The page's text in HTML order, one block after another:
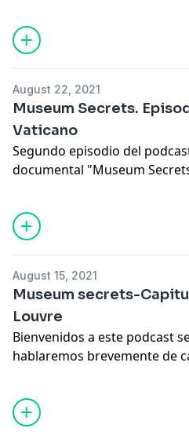
August 22, 2021
Museum Secrets.
Vaticano
Segundo episodio del
documental "Museum
August 15, 2021
Museum secrets-
Louvre
Bienvenidos a este podcast
hablaremos brevemente de